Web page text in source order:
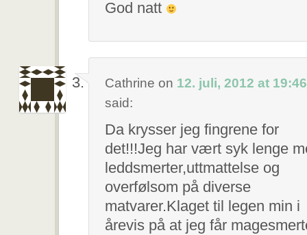
God natt
Cathrine on 12. juli, 2012 at 19:46
said:
Da krysser jeg fingrene for
det!!!Jeg har vært syk lenge
leddsmerter,uttmattelse og
overfølsom på diverse
matvarer.Klaget til legen min i
årevis på at jeg får